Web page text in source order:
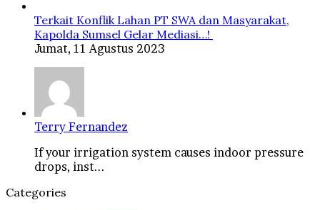
Terkait Konflik Lahan PT SWA dan Masyarakat,
Kapolda Sumsel Gelar Mediasi…!
Jumat, 11 Agustus 2023
Terry Fernandez
If your irrigation system causes indoor pressure
drops, inst...
Categories